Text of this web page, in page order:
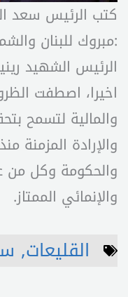
كتب الرئيس سعد
:مبروك للبنان
الرئيس الشهيد
اخيرا، اصطفت
والمالية لتسمح
والإرادة المزمنة
والحكومة وكل من
والإنمائي الممتاز.
القليعات,